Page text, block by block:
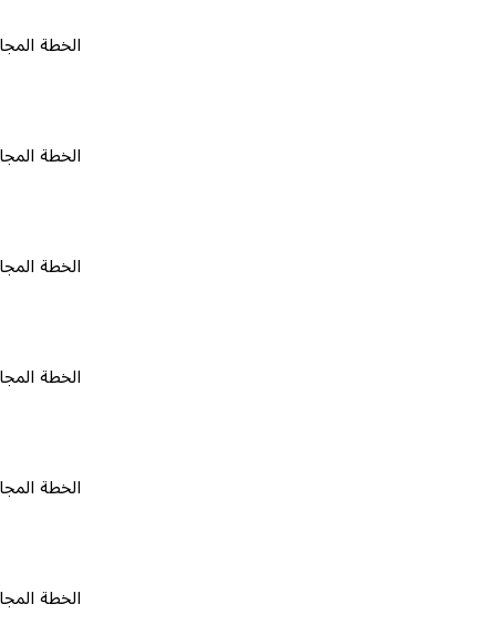
الخطة المجانية ٠
الخطة المجانية ٠
الخطة المجانية ٠
الخطة المجانية ٠
الخطة المجانية ٠
الخطة المجانية ٠